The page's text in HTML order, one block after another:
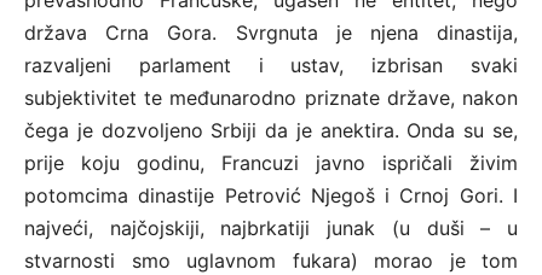
država Crna Gora. Svrgnuta je njena dinastija,
razvaljeni parlament i ustav, izbrisan svaki
subjektivitet te međunarodno priznate države, nakon
čega je dozvoljeno Srbiji da je anektira. Onda su se,
prije koju godinu, Francuzi javno ispričali živim
potomcima dinastije Petrović Njegoš i Crnoj Gori. I
najveći, najčojskiji, najbrkatiji junak (u duši – u
stvarnosti smo uglavnom fukara) morao je tom